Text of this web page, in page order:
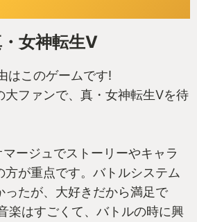
女神転生V
はこのゲームです!
大ファンで、真・女神転生Vを待
ージュでストーリーやキャラ
方が重点です。バトルシステム
ったが、大好きだから満足で
楽はすごくて、バトルの時に興